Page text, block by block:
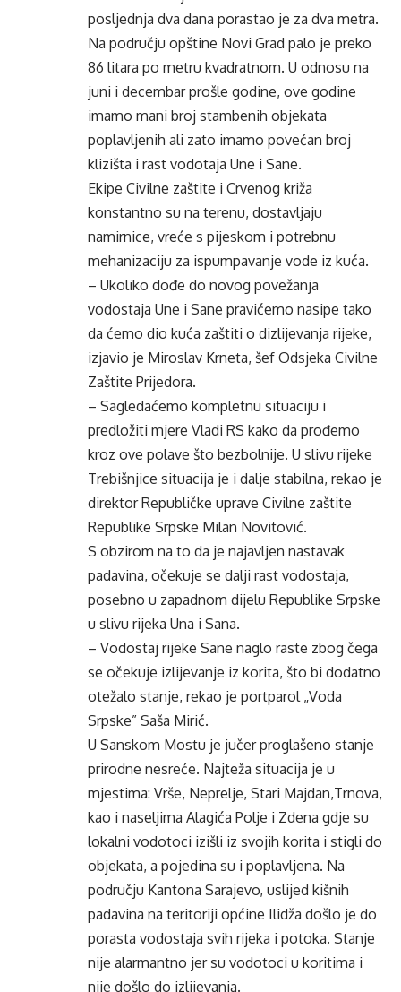
posljednja dva dana porastao je za dva metra.
Na području opštine Novi Grad palo je preko
86 litara po metru kvadratnom. U odnosu na
juni i decembar prošle godine, ove godine
imamo mani broj stambenih objekata
poplavljenih ali zato imamo povećan broj
klizišta i rast vodotaja Une i Sane.
Ekipe Civilne zaštite i Crvenog križa
konstantno su na terenu, dostavljaju
namirnice, vreće s pijeskom i potrebnu
mehanizaciju za ispumpavanje vode iz kuća.
– Ukoliko dođe do novog povežanja
vodostaja Une i Sane pravićemo nasipe tako
da ćemo dio kuća zaštiti o dizlijevanja rijeke,
izjavio je Miroslav Krneta, šef Odsjeka Civilne
Zaštite Prijedora.
– Sagledaćemo kompletnu situaciju i
predložiti mjere Vladi RS kako da prođemo
kroz ove polave što bezbolnije. U slivu rijeke
Trebišnjice situacija je i dalje stabilna, rekao je
direktor Republičke uprave Civilne zaštite
Republike Srpske Milan Novitović.
S obzirom na to da je najavljen nastavak
padavina, očekuje se dalji rast vodostaja,
posebno u zapadnom dijelu Republike Srpske
u slivu rijeka Una i Sana.
– Vodostaj rijeke Sane naglo raste zbog čega
se očekuje izlijevanje iz korita, što bi dodatno
otežalo stanje, rekao je portparol „Voda
Srpske” Saša Mirić.
U Sanskom Mostu je jučer proglašeno stanje
prirodne nesreće. Najteža situacija je u
mjestima: Vrše, Neprelje, Stari Majdan,Trnova,
kao i naseljima Alagića Polje i Zdena gdje su
lokalni vodotoci izišli iz svojih korita i stigli do
objekata, a pojedina su i poplavljena. Na
području Kantona Sarajevo, uslijed kišnih
padavina na teritoriji općine Ilidža došlo je do
porasta vodostaja svih rijeka i potoka. Stanje
nije alarmantno jer su vodotoci u koritima i
nije došlo do izlijevanja.